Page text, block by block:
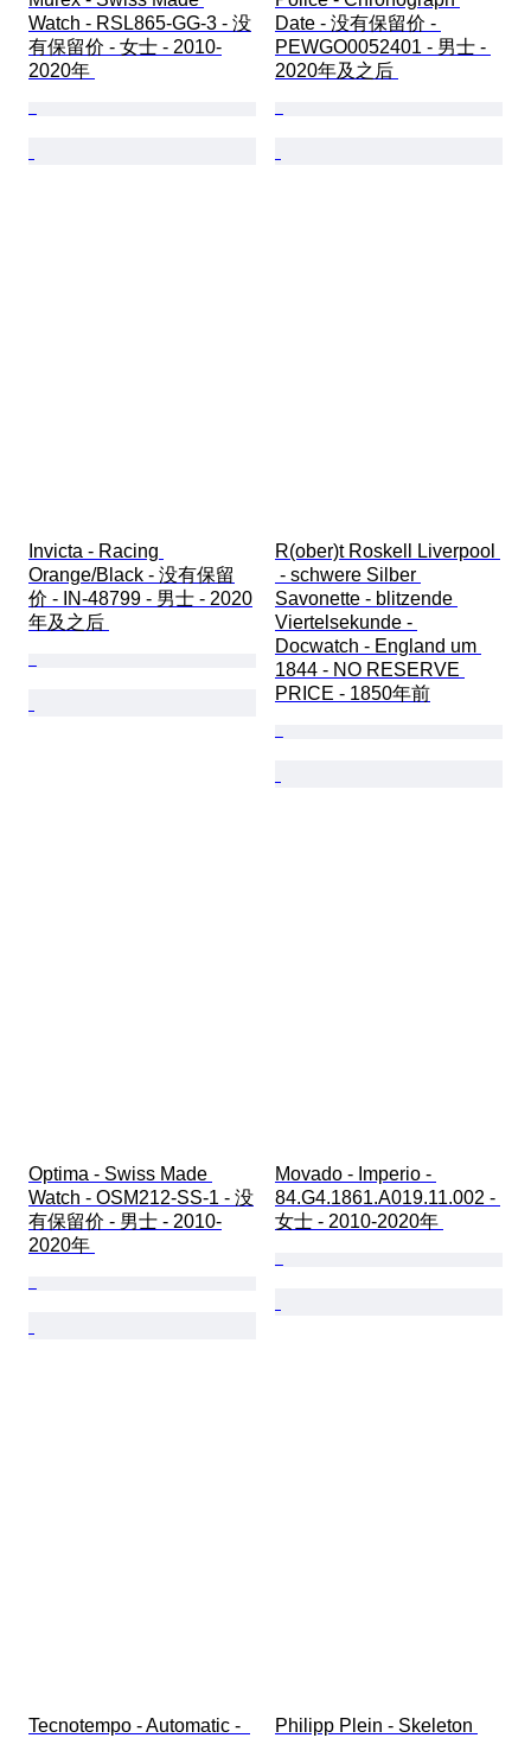
Watch - RSL865-GG-3 - 没
有保留价 - 女士 - 2010-
2020年
Date - 没有保留价 -
PEWGO0052401 - 男士 -
2020年及之后
Invicta - Racing
Orange/Black - 没有保留
价 - IN-48799 - 男士 - 2020
年及之后
R(ober)t Roskell Liverpool
- schwere Silber
Savonette - blitzende
Viertelsekunde -
Docwatch - England um
1844 - NO RESERVE
PRICE - 1850年前
Optima - Swiss Made
Watch - OSM212-SS-1 - 没
有保留价 - 男士 - 2010-
2020年
Movado - Imperio -
84.G4.1861.A019.11.002 -
女士 - 2010-2020年
Tecnotempo - Automatic -
Philipp Plein - Skeleton